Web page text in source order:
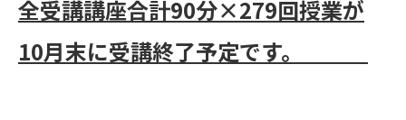
全受講講座合計90分×279回授業が
10月末に受講終了予定です。